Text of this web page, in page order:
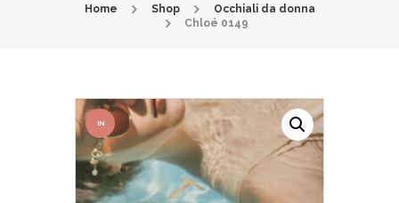
Home Shop
Occhiali da donna
Chloé 0149
IN
OFFER
TA!